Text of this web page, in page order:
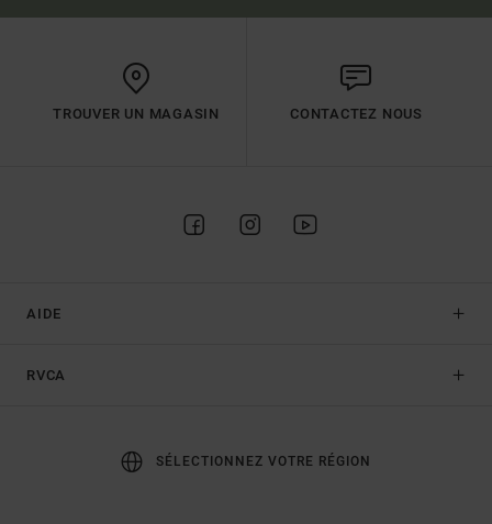
TROUVER UN MAGASIN CONTACTEZ NOUS
AIDE
RVCA
SÉLECTIONNEZ VOTRE RÉGION